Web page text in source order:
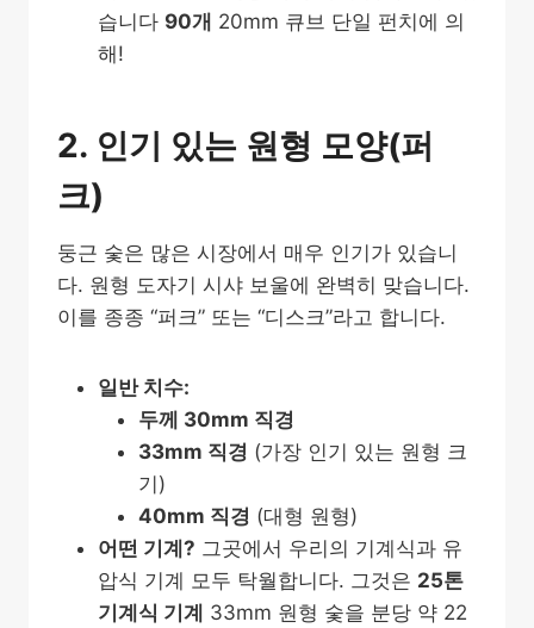
습니다 90개 20mm 큐브 단일 펀치에 의
해!
2. 인기 있는 원형 모양(퍼
크)
둥근 숯은 많은 시장에서 매우 인기가 있습니
다. 원형 도자기 시샤 보울에 완벽히 맞습니다.
이를 종종 “퍼크” 또는 “디스크”라고 합니다.
일반 치수:
두께 30mm 직경
33mm 직경 (가장 인기 있는 원형 크
기)
40mm 직경 (대형 원형)
어떤 기계? 그곳에서 우리의 기계식과 유
압식 기계 모두 탁월합니다. 그것은 25톤
기계식 기계
33mm 원형 숯을 분당 약 22